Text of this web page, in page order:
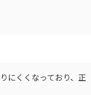
にくくなっており、正